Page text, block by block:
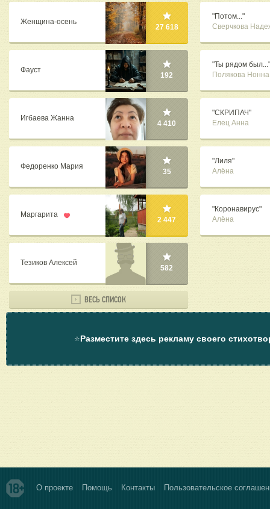
Женщина-осень
27 618
Фауст
192
Игбаева Жанна
4 410
Федоренко Мария
35
Маргарита
2 447
Тезиков Алексей
582
ВЕСЬ СПИСОК
"Потом..."
Сверчкова
"Ты рядом был..."
Полякова Нонна
"СКРИПАЧ"
Елец Анна
"Лиля"
Алёна
"Коронавирус"
Алёна
⭐Разместите здесь рекламу своего
О проекте Помощь Контакты Пользовательское